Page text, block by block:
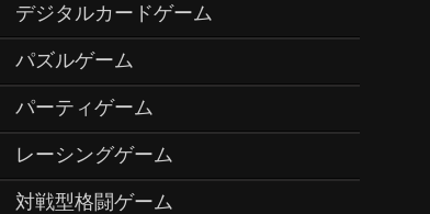
デジタルカードゲーム
パズルゲーム
パーティゲーム
レーシングゲーム
対戦型格闘ゲーム